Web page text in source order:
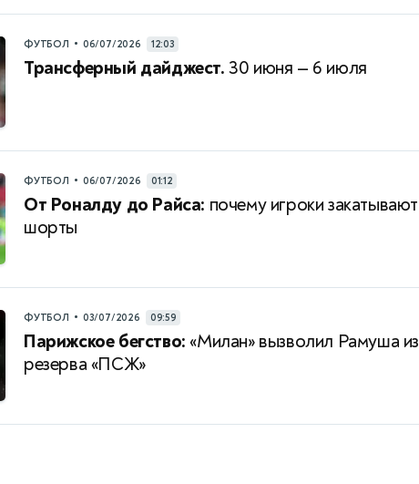
ФУТБОЛ • 06/07/2026 12:03
Трансферный дайджест. 30 июня — 6 июля
ФУТБОЛ • 06/07/2026 01:12
От Роналду до Райса: почему игроки закатывают
шорты
ФУТБОЛ • 03/07/2026 09:59
Парижское бегство: «Милан» вызволил Рамуша из
резерва «ПСЖ»